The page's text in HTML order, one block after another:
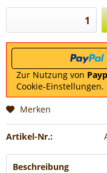
Zur Nutzung von
Cookie-Einstellungen.
Merken
Artikel-Nr.:
Beschreibung